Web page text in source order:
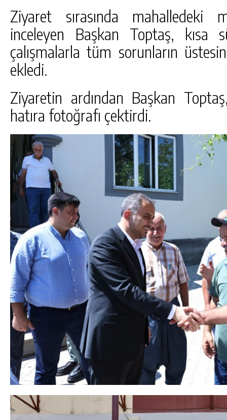
Ziyaret sırasında mahalledeki
inceleyen Başkan Toptaş, kısa
çalışmalarla tüm sorunların
ekledi.
Ziyaretin ardından Başkan
hatıra fotoğrafı çektirdi.